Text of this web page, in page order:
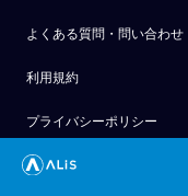
よくある質問・問い合わせ
利用規約
プライバシーポリシー
公式アナウンス